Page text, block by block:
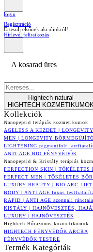
login
Regisztráció
Értesülj elsőnek akcióinkról!
Hírlevél feliratkozás
A kosarad üres
Hightech natural
HIGHTECH KOZMETIKUMOK
Kollekciók
Nanopeptid terápiás kozmetikumok
AGELESS A KEZDET |
MEN | LONGEVITY
LIGHTENING pigmentfolt,
ANTI-AGE BIO FÉNYVÉDŐK
Nanopeptid & Kristály terápiás
PERFECTION SKIN | TÖKÉLETES
PERFECT MEN | TÖKÉLETES
LUXURY BEAUTY | BIO ARC
BODY | ANTI AGE luxus
RAPID | ANTI AGE azonnali
KISTÁLY | HAJNÖVESZTÉS,
LUXURY | HAJNÖVESZTÉS
Hightech Bőrazonos kozmetikumok
HIGHTECH FÉNYVÉDŐK ARCRA
FÉNYVÉDŐK TESTRE
Termék Kategóriák